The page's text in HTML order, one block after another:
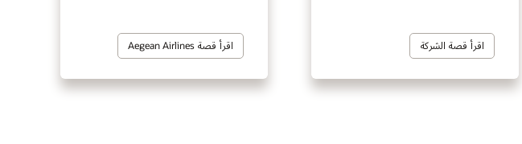
اقرأ قصة الشركة اقرأ قصة Aegean Airlines